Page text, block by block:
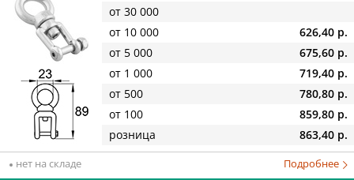
от 30 000
от 10 000
626,40 р.
от 5 000
675,60 р.
от 1 000
719,40 р.
от 500
780,80 р.
от 100
859,80 р.
розница
863,40 р.
нет на складе Подробнее